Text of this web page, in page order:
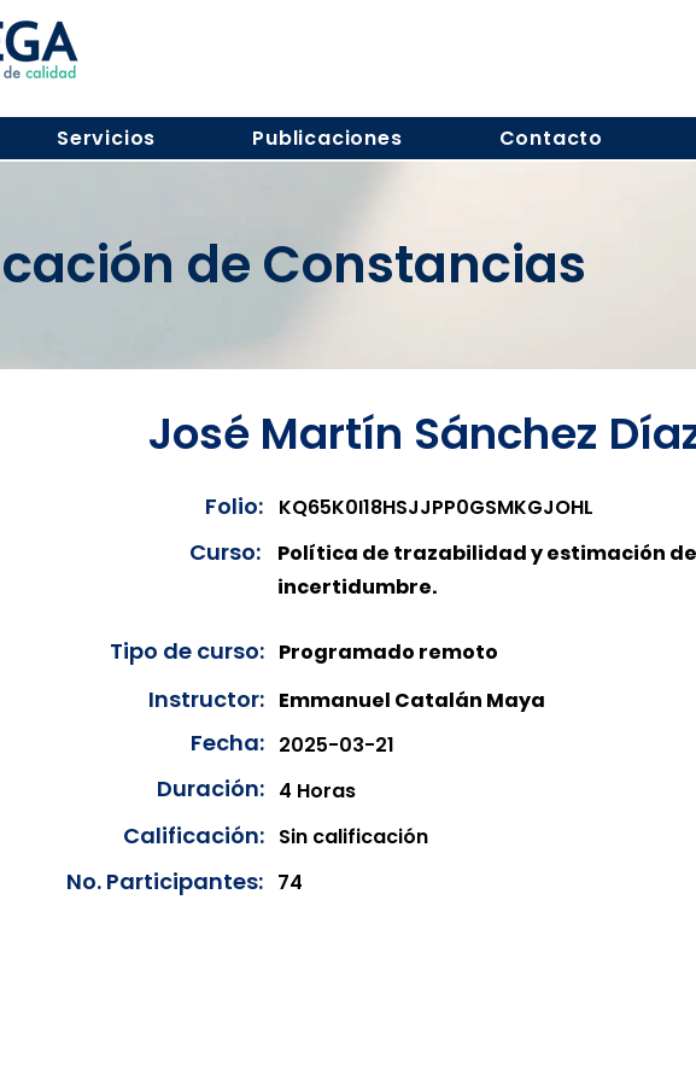
Servicios Publicaciones Contacto
de Constancias
José Martín Sánchez
Folio: KQ65K0I18HSJJPP0GSMKGJOHL
Curso:
Política de trazabilidad y estimación
incertidumbre.
Tipo de curso: Programado remoto
Instructor: Emmanuel Catalán Maya
Fecha: 2025-03-21
Duración: 4 Horas
Calificación: Sin calificación
No. Participantes: 74